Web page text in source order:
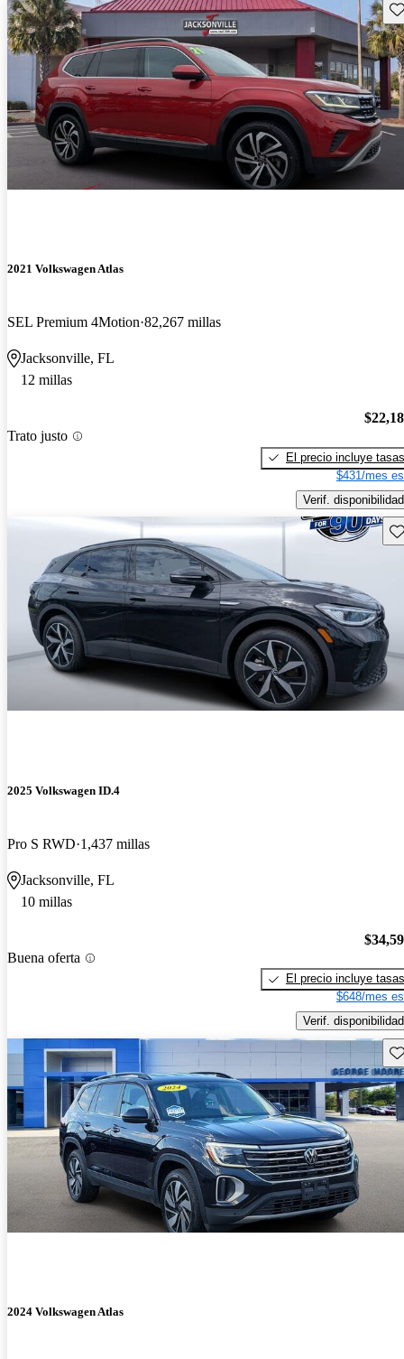
2021 Volkswagen Atlas
SEL Premium 4Motion 82,267 millas
Jacksonville, FL
12 millas
Trato justo
El precio incluye tasas
$431/mes
Verif. disponibilidad
2025 Volkswagen ID.4
Pro S RWD 1,437 millas
Jacksonville, FL
10 millas
Buena oferta
El precio incluye tasas
$648/mes
Verif. disponibilidad
2024 Volkswagen Atlas